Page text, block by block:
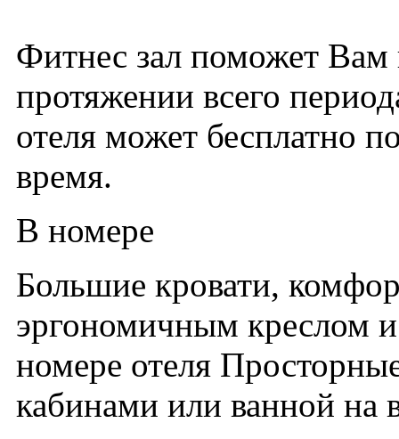
Фитнес зал поможет Вам
протяжении всего
отеля может бесплатно
время.
В номере
Большие кровати,
эргономичным креслом
номере отеля
кабинами или ванной на